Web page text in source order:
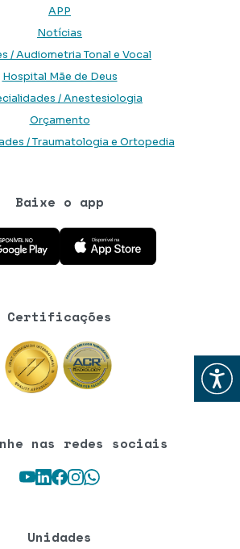
Abrir
APP
Notícias
/ Audiometria Tonal e Vocal
Hospital Mãe de Deus
/ Anestesiologia
Orçamento
/ Traumatologia e Ortopedia
Baixe o app
aplicativo na Google Play Store
Baixe o aplicativo na App Store
Certificações
nas redes sociais
Youtube
LinkedIn
Facebook
Instagram
WhatsApp
Unidades